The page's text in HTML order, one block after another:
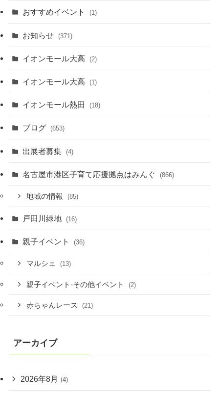
おすすめイベント (1)
お知らせ (371)
イオンモール大高 (2)
イオンモール大高 (1)
イオンモール熱田 (18)
ブログ (653)
出展者募集 (4)
名古屋市港区子育て応援拠点はみんぐ (866)
地域の情報 (85)
戸田川緑地 (16)
親子イベント (36)
マルシェ (13)
親子イベント-その他イベント (2)
赤ちゃんレース (21)
アーカイブ
2026年8月 (4)